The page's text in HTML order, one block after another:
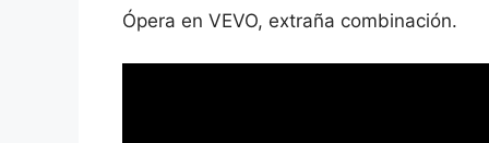
Ópera en VEVO, extraña combinación.